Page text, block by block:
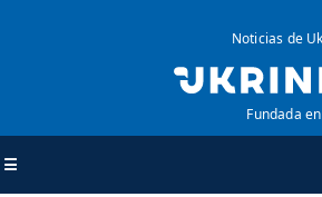
Noticias de
Fundada
☰